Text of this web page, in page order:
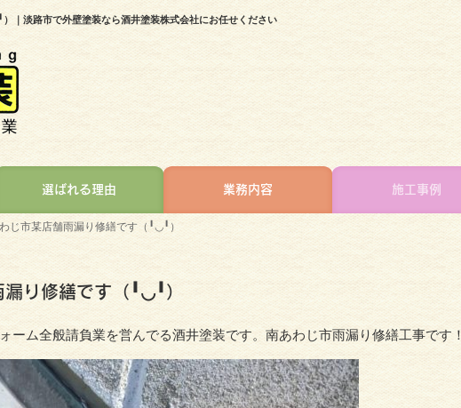
｜淡路市で外壁塗装なら酒井塗装株式会社にお任せください
選ばれる理由 業務内容 施工事例
じ市某店舗雨漏り修繕です（╹◡╹）
り修繕です（╹◡╹）
ーム全般請負業を営んでる酒井塗装です。南あわじ市雨漏り修繕工事です！